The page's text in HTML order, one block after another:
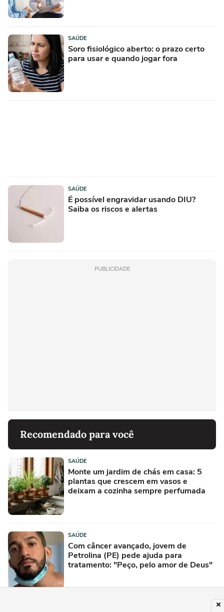
SAÚDE
Soro fisiológico aberto: o prazo certo
para usar e quando jogar fora
SAÚDE
É possível engravidar usando DIU?
Saiba os riscos e alertas
PUBLICIDADE
Recomendado para você
SAÚDE
Monte um jardim de chás em casa: 5
plantas que crescem em vasos e
deixam a cozinha sempre perfumada
SAÚDE
Com câncer avançado, jovem de
Petrolina (PE) pede ajuda para
tratamento: "Peço, pelo amor de Deus"